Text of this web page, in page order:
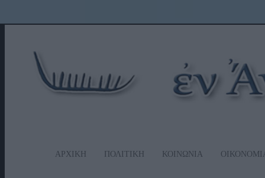
ΑΡΧΙΚΗ ΠΟΛΙΤΙΚΗ ΚΟΙΝΩΝΙΑ